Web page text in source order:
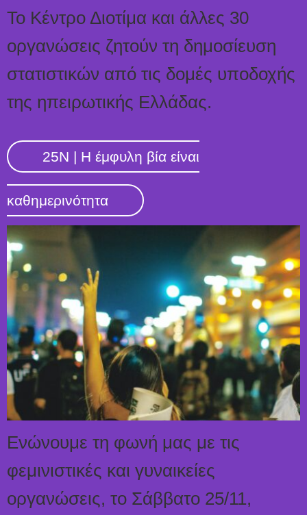
Το Κέντρο Διοτίμα και άλλες 30
οργανώσεις ζητούν τη δημοσίευση
στατιστικών από τις δομές υποδοχής
της ηπειρωτικής Ελλάδας.
25N | Η έμφυλη βία είναι
καθημερινότητα
Ενώνουμε τη φωνή μας με τις
φεμινιστικές και γυναικείες
οργανώσεις, το Σάββατο 25/11,